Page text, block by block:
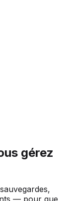
gérez
— pour que